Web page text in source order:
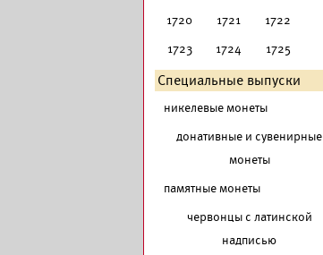
1720
1721
1722
1723
1724 1725
Специальные выпуски
никелевые монеты
донативные и сувенирные
монеты
памятные монеты
червонцы с латинской
надписью